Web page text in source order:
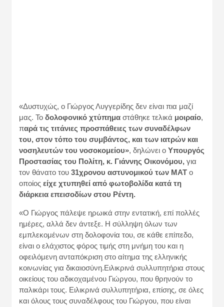
«Δυστυχώς, ο Γιώργος Λυγγερίδης δεν είναι πια μαζί
μας. Το δολοφονικό χτύπημα στάθηκε τελικά μοιραίο,
παρά τις τιτάνιες προσπάθειες των συναδέλφων
του, στον τόπο του συμβάντος, και των ιατρών και
νοσηλευτών του νοσοκομείου», δηλώνει ο Υπουργός
Προστασίας του Πολίτη, κ. Γιάννης Οικονόμου, για
τον θάνατο του 31χρονου αστυνομικού των ΜΑΤ ο
οποίος είχε χτυπηθεί από φωτοβολίδα κατά τη
διάρκεια επεισοδίων στου Ρέντη.
«Ο Γιώργος πάλεψε ηρωικά στην εντατική, επί πολλές
ημέρες, αλλά δεν άντεξε. Η σύλληψη όλων των
εμπλεκομένων στη δολοφονία του, σε κάθε επίπεδο,
είναι ο ελάχιστος φόρος τιμής στη μνήμη του και η
οφειλόμενη ανταπόκριση στο αίτημα της ελληνικής
κοινωνίας για δικαιοσύνη.Ειλικρινά συλλυπητήρια στους
οικείους του αδικοχαμένου Γιώργου, που θρηνούν το
παλικάρι τους. Ειλικρινά συλλυπητήρια, επίσης, σε όλες
και όλους τους συναδέλφους του Γιώργου, που είναι